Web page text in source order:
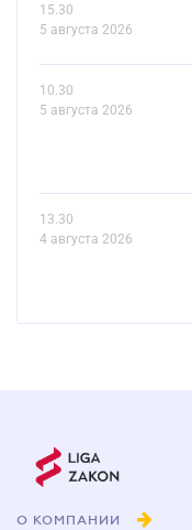
15.30
5 августа 2026
10.30
5 августа 2026
13.30
4 августа 2026
О КОМПАНИИ